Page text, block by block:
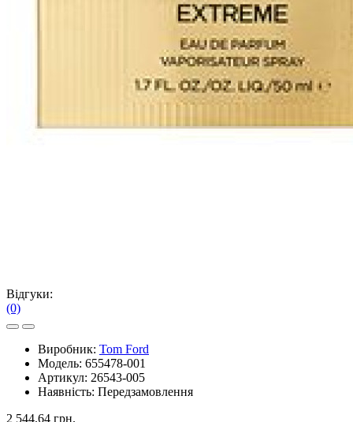
Відгуки:
(0)
Виробник: Tom Ford
Модель: 655478-001
Артикул: 26543-005
Наявність: Передзамовлення
2 544.64 грн.